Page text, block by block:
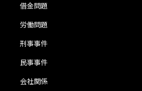
借金問題
労働問題
刑事事件
民事事件
会社関係